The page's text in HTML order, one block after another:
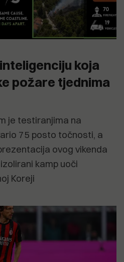
koja
požare tjednima
je testiranjima na
75 posto točnosti, a
ovog vikenda
kamp uoči
Koreji